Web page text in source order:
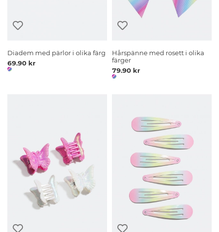
Diadem med pärlor i olika färg
69.90 kr
Hårspänne med rosett i olika
färger
79.90 kr